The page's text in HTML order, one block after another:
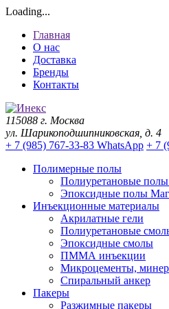
Loading...
Главная
О нас
Доставка
Бренды
Контакты
115088 г. Москва
ул. Шарикоподшипниковская, д. 4
+ 7 (985) 767-33-83 WhatsApp + 7
Полимерные полы
Полиуретановые
Эпоксидные полы
Инъекционные материалы
Акрилатные гели
Полиуретановые
Эпоксидные смолы
ПММА инъекции
Микроцементы,
Спиральный анкер
Пакеры
Разжимные пакеры